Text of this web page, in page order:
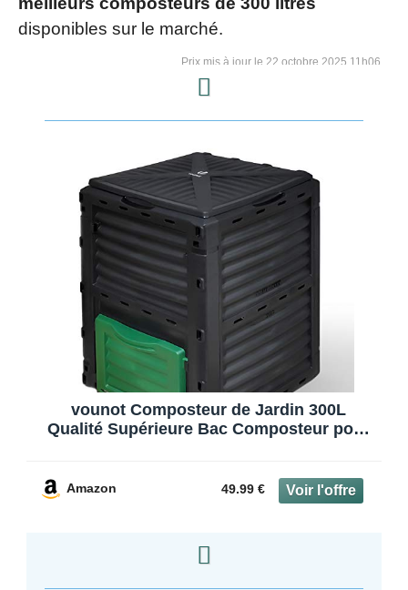
disponibles sur le marché.
22 octobre 2025 11h06
vounot Composteur de Jardin 300L
Qualité Supérieure Bac Composteur pour
aux UV Noir Vert
Amazon 49.99 €